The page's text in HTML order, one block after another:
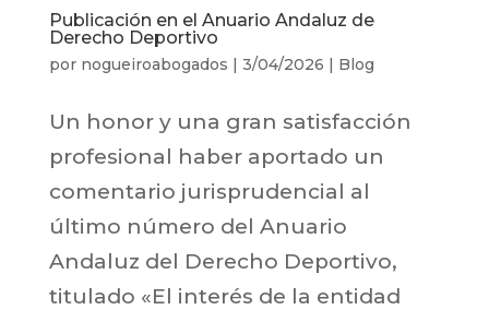
Publicación en el Anuario Andaluz de
Derecho Deportivo
por nogueiroabogados | 3/04/2026 | Blog
Un honor y una gran satisfacción
profesional haber aportado un
comentario jurisprudencial al
último número del Anuario
Andaluz del Derecho Deportivo,
titulado «El interés de la entidad